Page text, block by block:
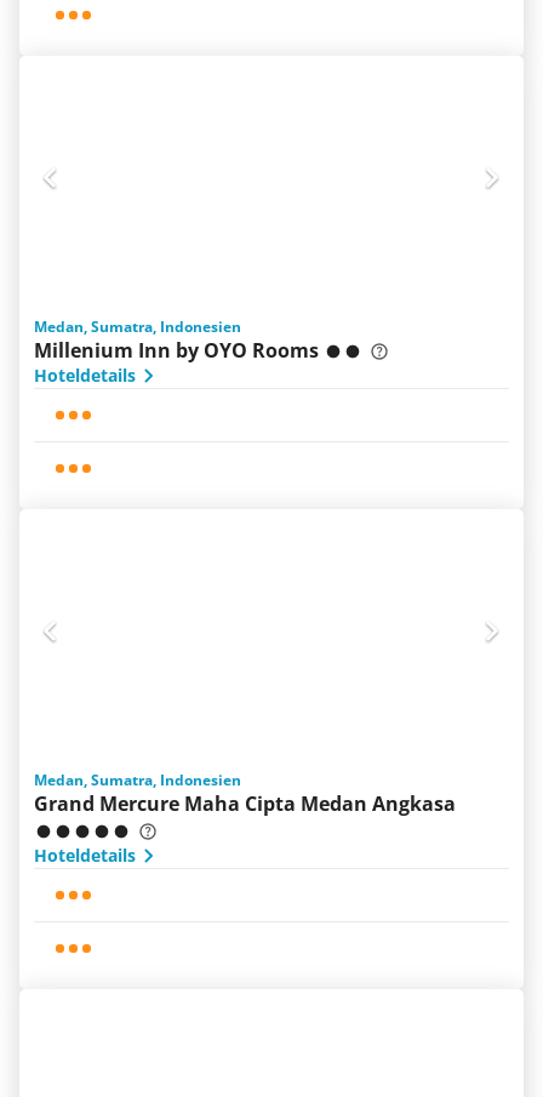
Medan, Sumatra, Indonesien
Millenium Inn by OYO Rooms
Hoteldetails
Medan, Sumatra, Indonesien
Grand Mercure Maha Cipta Medan Angkasa
Hoteldetails